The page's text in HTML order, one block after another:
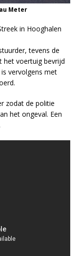
Meter
in Hooghalen
tevens de
het voertuig bevrijd
vervolgens met
zodat de politie
het ongeval. Een